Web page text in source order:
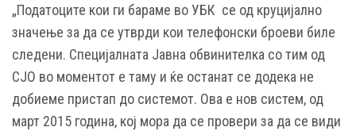
„Податоците кои ги бараме во УБК се од круцијално
значење за да се утврди кои телефонски броеви биле
следени. Специјалната Јавна обвинителка со тим од
СЈО во моментот е таму и ќе останат се додека не
добиеме пристап до системот. Ова е нов систем, од
март 2015 година, кој мора да се провери за да се види